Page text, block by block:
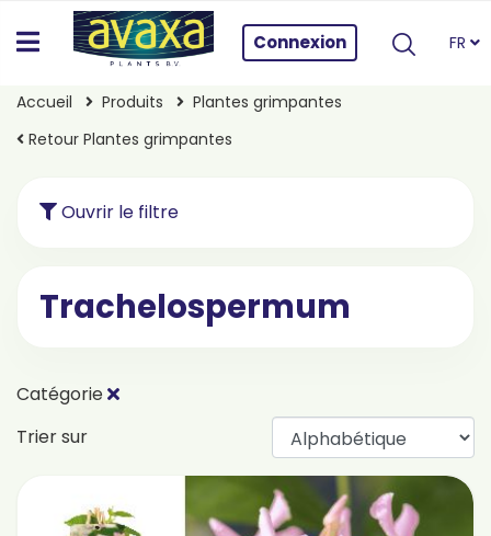
Connexion FR
Accueil Produits
Plantes grimpantes
Retour Plantes grimpantes
Ouvrir le filtre
Trachelospermum
Catégorie
Trier sur